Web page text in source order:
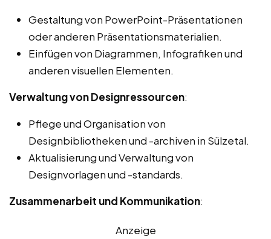
Gestaltung von PowerPoint-Präsentationen
oder anderen Präsentationsmaterialien.
Einfügen von Diagrammen, Infografiken und
anderen visuellen Elementen.
Verwaltung von Designressourcen:
Pflege und Organisation von
Designbibliotheken und -archiven in Sülzetal.
Aktualisierung und Verwaltung von
Designvorlagen und -standards.
Zusammenarbeit und Kommunikation:
Anzeige